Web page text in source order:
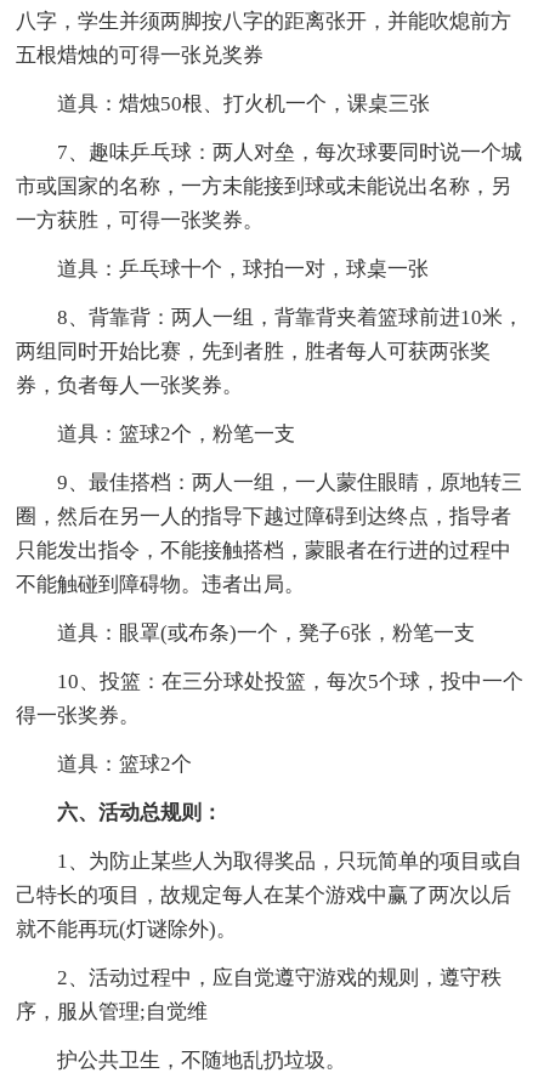
八字，学生并须两脚按八字的距离张开，并能吹熄前方
五根焟烛的可得一张兑奖券
道具：焟烛50根、打火机一个，课桌三张
7、趣味乒乓球：两人对垒，每次球要同时说一个城
市或国家的名称，一方未能接到球或未能说出名称，另
一方获胜，可得一张奖券。
道具：乒乓球十个，球拍一对，球桌一张
8、背靠背：两人一组，背靠背夹着篮球前进10米，
两组同时开始比赛，先到者胜，胜者每人可获两张奖
券，负者每人一张奖券。
道具：篮球2个，粉笔一支
9、最佳搭档：两人一组，一人蒙住眼睛，原地转三
圈，然后在另一人的指导下越过障碍到达终点，指导者
只能发出指令，不能接触搭档，蒙眼者在行进的过程中
不能触碰到障碍物。违者出局。
道具：眼罩(或布条)一个，凳子6张，粉笔一支
10、投篮：在三分球处投篮，每次5个球，投中一个
得一张奖券。
道具：篮球2个
六、活动总规则：
1、为防止某些人为取得奖品，只玩简单的项目或自
己特长的项目，故规定每人在某个游戏中赢了两次以后
就不能再玩(灯谜除外)。
2、活动过程中，应自觉遵守游戏的规则，遵守秩
序，服从管理;自觉维
护公共卫生，不随地乱扔垃圾。